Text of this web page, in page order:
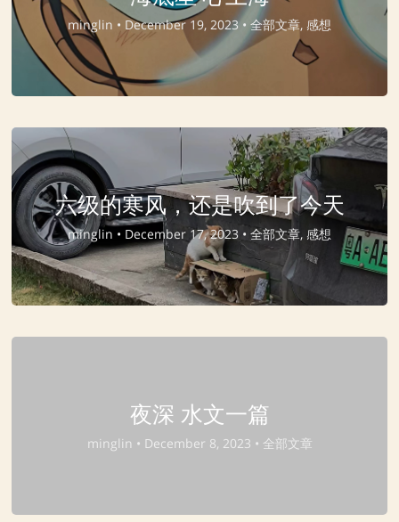
minglin • December 19, 2023 • 全部文章, 感想
六级的寒风，还是吹到了今天
minglin • December 17, 2023 • 全部文章, 感想
夜深 水文一篇
minglin • December 8, 2023 • 全部文章